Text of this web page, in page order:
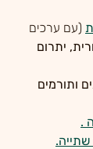
(עם ערכים
יתרום
ותורמים
.
שתייה.